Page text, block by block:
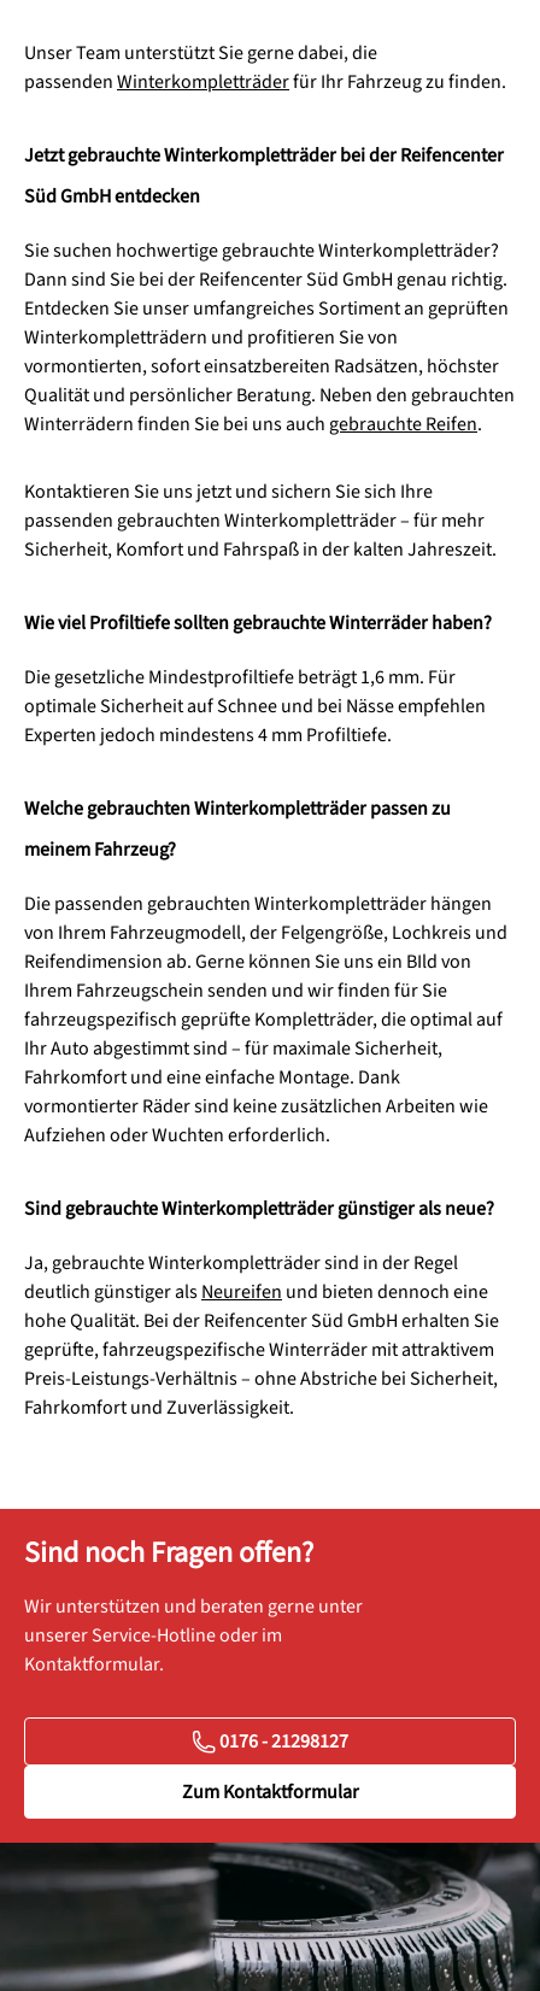
Unser Team unterstützt Sie gerne dabei, die
passendenWinterkompletträderfür Ihr Fahrzeug zu finden.
Jetzt gebrauchte Winterkompletträder bei der Reifencenter
Süd GmbH entdecken
Sie suchen hochwertige gebrauchte Winterkompletträder?
Dann sind Sie bei der Reifencenter Süd GmbH genau richtig.
Entdecken Sie unser umfangreiches Sortiment an geprüften
Winterkompletträdern und profitieren Sie von
vormontierten, sofort einsatzbereiten Radsätzen, höchster
Qualität und persönlicher Beratung. Neben den gebrauchten
Winterrädern finden Sie bei uns auch gebrauchte Reifen.
Kontaktieren Sie uns jetzt und sichern Sie sich Ihre
passenden gebrauchten Winterkompletträder – für mehr
Sicherheit, Komfort und Fahrspaß in der kalten Jahreszeit.
Wie viel Profiltiefe sollten gebrauchte Winterräder haben?
Die gesetzliche Mindestprofiltiefe beträgt 1,6 mm. Für
optimale Sicherheit auf Schnee und bei Nässe empfehlen
Experten jedoch mindestens 4 mm Profiltiefe.
Welche gebrauchten Winterkompletträder passen zu
meinem Fahrzeug?
Die passenden gebrauchten Winterkompletträder hängen
von Ihrem Fahrzeugmodell, der Felgengröße, Lochkreis und
Reifendimension ab. Gerne können Sie uns ein BIld von
Ihrem Fahrzeugschein senden und wir finden für Sie
fahrzeugspezifisch geprüfte Kompletträder, die optimal auf
Ihr Auto abgestimmt sind – für maximale Sicherheit,
Fahrkomfort und eine einfache Montage. Dank
vormontierter Räder sind keine zusätzlichen Arbeiten wie
Aufziehen oder Wuchten erforderlich.
Sind gebrauchte Winterkompletträder günstiger als neue?
Ja, gebrauchte Winterkompletträder sind in der Regel
deutlich günstiger alsNeureifen und bieten dennoch eine
hohe Qualität. Bei der Reifencenter Süd GmbH erhalten Sie
geprüfte, fahrzeugspezifische Winterräder mit attraktivem
Preis-Leistungs-Verhältnis – ohne Abstriche bei Sicherheit,
Fahrkomfort und Zuverlässigkeit.
Sind noch Fragen offen?
Wir unterstützen und beraten gerne unter
unserer Service-Hotline oder im
Kontaktformular.
0176 - 21298127
Zum Kontaktformular